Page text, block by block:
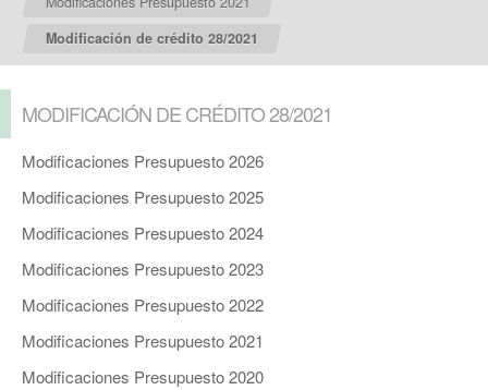
Modificación de crédito 28/2021
MODIFICACIÓN DE CRÉDITO 28/2021
Modificaciones Presupuesto 2026
Modificaciones Presupuesto 2025
Modificaciones Presupuesto 2024
Modificaciones Presupuesto 2023
Modificaciones Presupuesto 2022
Modificaciones Presupuesto 2021
Modificaciones Presupuesto 2020